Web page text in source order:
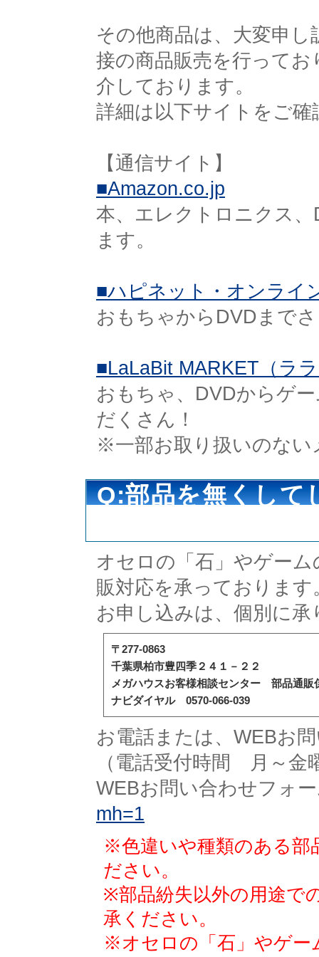
その他商品は、大変申
接の商品販売を行って
介しております。
詳細は以下サイトをご確
【通信サイト】
■Amazon.co.jp
本、エレクトロニクス
ます。
■ハピネット・オンライ
おもちゃからDVDまで
■LaLaBit MARKET（ラ
おもちゃ、DVDからゲ
だくさん！
※一部お取り扱いのない
Q:部品を無くして
オセロの「石」やゲー
販対応を承っております
お申し込みは、個別に
〒277-0863
千葉県柏市豊四季２４１－２２
メガハウスお客様相談センター 部品通販
ナビダイヤル 0570-066-039
お電話または、WEBお
（電話受付時間 月～
WEBお問い合わせフォ
mh=1
※色違いや種類のある部
ださい。
※部品紛失以外の用途で
承ください。
※オセロの「石」やゲー